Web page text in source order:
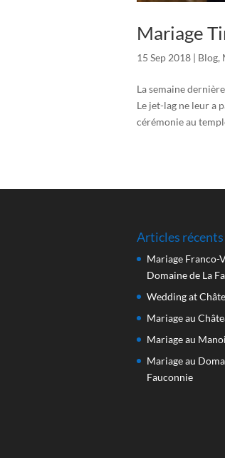
Mariage
15 Sep 2018 | Blog,
La semaine
Le jet-lag ne leur a
cérémonie au
Articles récents
Mariage Franco-
Domaine de La
Wedding at
Mariage au
Mariage au
Mariage au
Fauconnie